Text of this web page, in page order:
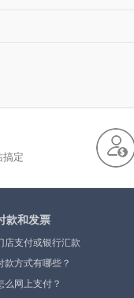
搞定
款和发票
店支付或银行汇款
款方式有哪些？
么网上支付？